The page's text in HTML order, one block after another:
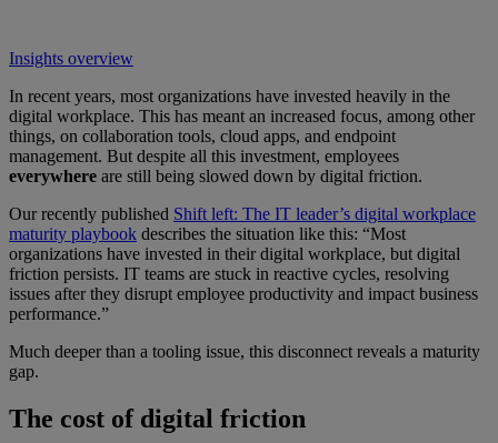
Insights overview
In recent years, most organizations have invested heavily in the
digital workplace. This has meant an increased focus, among other
things, on collaboration tools, cloud apps, and endpoint
management. But despite all this investment, employees
everywhere are still being slowed down by digital friction.
Our recently published Shift left: The IT leader’s digital workplace
maturity playbook describes the situation like this: “Most
organizations have invested in their digital workplace, but digital
friction persists. IT teams are stuck in reactive cycles, resolving
issues after they disrupt employee productivity and impact business
performance.”
Much deeper than a tooling issue, this disconnect reveals a maturity
gap.
The cost of digital friction